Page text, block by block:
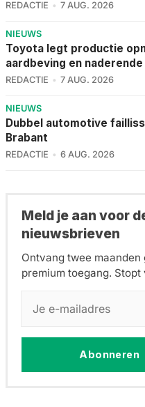
REDACTIE 7 AUG. 2026
NIEUWS
Toyota legt productie
aardbeving en
REDACTIE 7 AUG. 2026
NIEUWS
Dubbel automotive
Brabant
REDACTIE 6 AUG. 2026
Meld je aan voor
nieuwsbrieven
Ontvang twee maanden
premium toegang. Stopt
Abonneren